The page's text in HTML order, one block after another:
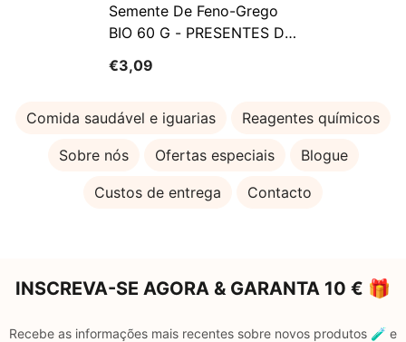
Semente De Feno-Grego
BIO 60 G - PRESENTES DA
€3,09
Comida saudável e iguarias Reagentes químicos
Sobre nós Ofertas especiais Blogue
Custos de entrega Contacto
INSCREVA-SE AGORA & GARANTA 10 € 🎁
Recebe as informações mais recentes sobre novos produtos 🧪 e